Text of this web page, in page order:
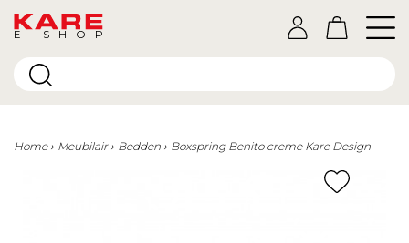
E-SHOP
Home Meubilair Bedden Boxspring Benito creme Kare Design